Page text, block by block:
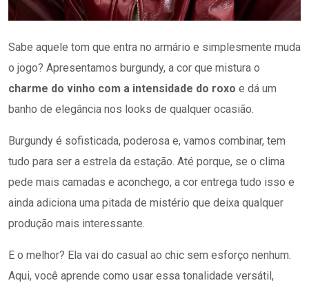
Sabe aquele tom que entra no armário e simplesmente muda
o jogo? Apresentamos burgundy, a cor que mistura o
charme do vinho com a intensidade do roxo e dá um
banho de elegância nos looks de qualquer ocasião.
Burgundy é sofisticada, poderosa e, vamos combinar, tem
tudo para ser a estrela da estação. Até porque, se o clima
pede mais camadas e aconchego, a cor entrega tudo isso e
ainda adiciona uma pitada de mistério que deixa qualquer
produção mais interessante.
E o melhor? Ela vai do casual ao chic sem esforço nenhum.
Aqui, você aprende como usar essa tonalidade versátil,